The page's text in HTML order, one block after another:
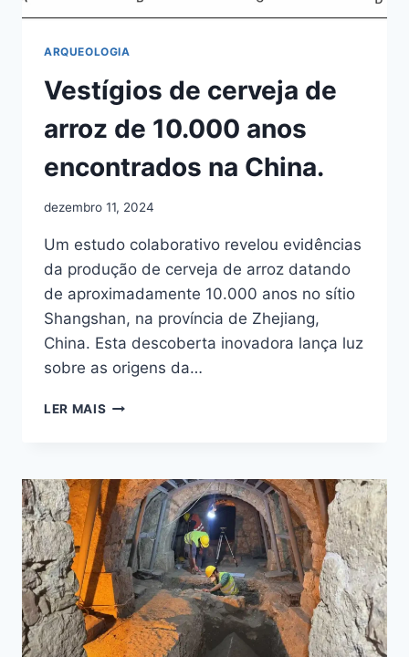
ARQUEOLOGIA
Vestígios de cerveja de
arroz de 10.000 anos
encontrados na China.
dezembro 11, 2024
Um estudo colaborativo revelou evidências
da produção de cerveja de arroz datando
de aproximadamente 10.000 anos no sítio
Shangshan, na província de Zhejiang,
China. Esta descoberta inovadora lança luz
sobre as origens da…
LER MAIS VESTÍGIOS
ARROZ
DE
10.000
ANOS
ENCONTRADOS
NA
CHINA.